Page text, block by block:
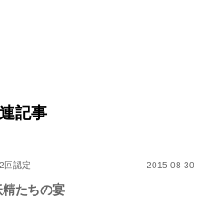
記事
回認定 2015-08-30
精たちの宴